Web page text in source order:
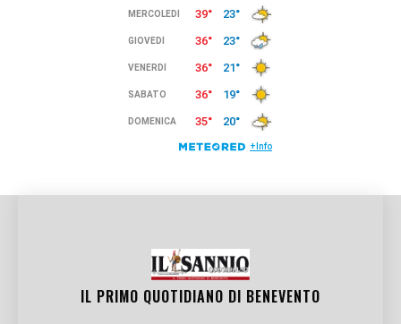
IL PRIMO QUOTIDIANO DI BENEVENTO